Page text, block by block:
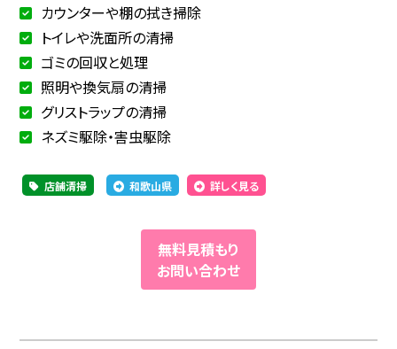
カウンターや棚の拭き掃除
トイレや洗面所の清掃
ゴミの回収と処理
照明や換気扇の清掃
グリストラップの清掃
ネズミ駆除・害虫駆除
店舗清掃 和歌山県 詳しく見る
無料見積もり
お問い合わせ